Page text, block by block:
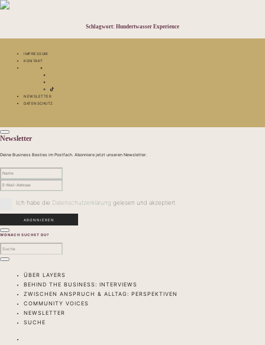
Schlagwort: Hundertwasser Experience
IMPRESSUM
KONTAKT
NEWSLETTER
DATENSCHUTZ
Newsletter
Deine Business Besties im Postfach. Abonniere jetzt unseren Newsletter.
Ich habe die Datenschutzerklärung gelesen und akzeptiert.
WONACH SUCHST DU?
ÜBER LAYERS
BEHIND THE BUSINESS: INTERVIEWS
ZWISCHEN ANSPRUCH & ALLTAG: PERSPEKTIVEN
COMMUNITY VOICES
NEWSLETTER
SUCHE